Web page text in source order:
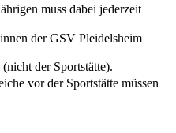
muss dabei jederzeit
der GSV Pleidelsheim
der Sportstätte).
vor der Sportstätte müssen